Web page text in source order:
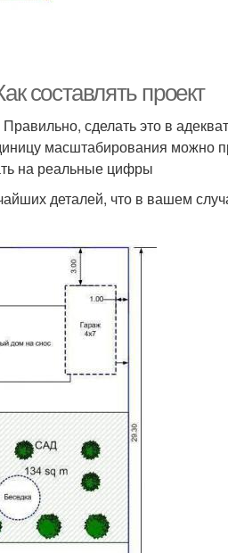
составлять проект
сделать это в
масштабирования можно
на реальные цифры
деталей, что в вашем